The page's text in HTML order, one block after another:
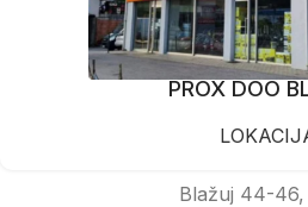
PROX DOO
Blažuj 44-46,